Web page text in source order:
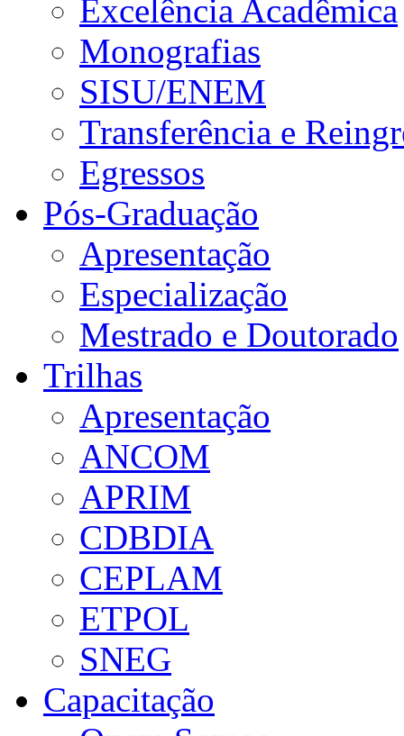
Excelência Acadêmica
Monografias
SISU/ENEM
Transferência e
Egressos
Pós-Graduação
Apresentação
Especialização
Mestrado e Doutorado
Trilhas
Apresentação
ANCOM
APRIM
CDBDIA
CEPLAM
ETPOL
SNEG
Capacitação